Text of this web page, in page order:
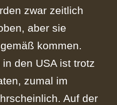
zwar zeitlich
aber sie
kommen.
den USA ist trotz
zumal im
Auf der